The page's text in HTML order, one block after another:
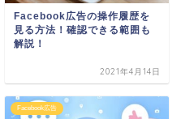
Facebook広告の操作履歴を
見る方法！確認できる範囲も
解説！
2021年4月14日
Facebook広告